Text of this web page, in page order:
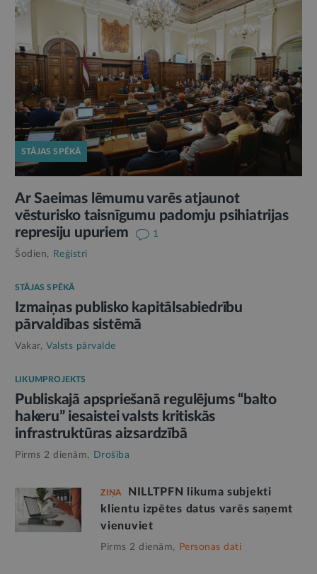
STĀJAS SPĒKĀ
Ar Saeimas lēmumu varēs atjaunot
vēsturisko taisnīgumu padomju psihiatrijas
represiju upuriem
1
Šodien, Reģistri
STĀJAS SPĒKĀ
Izmaiņas publisko kapitālsabiedrību
pārvaldības sistēmā
Vakar, Valsts pārvalde
LIKUMPROJEKTS
Publiskajā apspriešanā regulējums “balto
hakeru” iesaistei valsts kritiskās
infrastruktūras aizsardzībā
Pirms 2 dienām, Drošība
ZIŅA
NILLTPFN likuma subjekti
klientu izpētes datus varēs saņemt
vienuviet
Pirms 2 dienām, Personas dati